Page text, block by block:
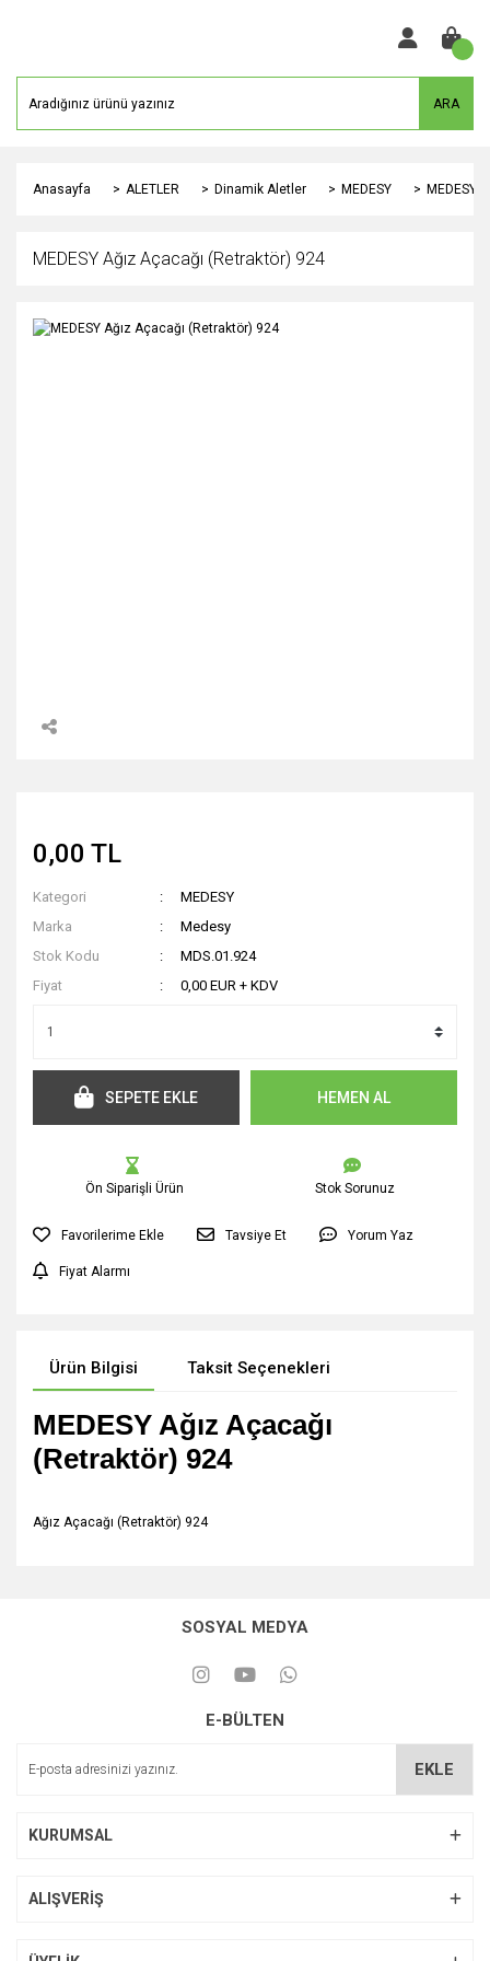
ARA
Anasayfa ALETLER Dinamik Aletler MEDESY MEDESY
MEDESY Ağız Açacağı (Retraktör) 924
0,00 TL
Kategori
MEDESY
Marka
Medesy
Stok Kodu
MDS.01.924
Fiyat
0,00 EUR + KDV
SEPETE EKLE HEMEN AL
Ön Siparişli Ürün Stok Sorunuz
Tavsiye Et Yorum Yaz
Fiyat Alarmı
Ürün Bilgisi Taksit Seçenekleri
MEDESY Ağız Açacağı
(Retraktör) 924
Ağız Açacağı (Retraktör) 924
SOSYAL MEDYA
E-BÜLTEN
EKLE
KURUMSAL
ALIŞVERİŞ